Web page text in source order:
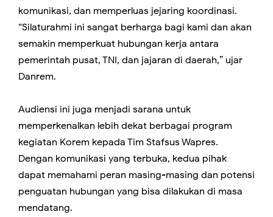
komunikasi, dan memperluas jejaring koordinasi.
“Silaturahmi ini sangat berharga bagi kami dan akan
semakin memperkuat hubungan kerja antara
pemerintah pusat, TNI, dan jajaran di daerah,” ujar
Danrem.
Audiensi ini juga menjadi sarana untuk
memperkenalkan lebih dekat berbagai program
kegiatan Korem kepada Tim Stafsus Wapres.
Dengan komunikasi yang terbuka, kedua pihak
dapat memahami peran masing-masing dan potensi
penguatan hubungan yang bisa dilakukan di masa
mendatang.